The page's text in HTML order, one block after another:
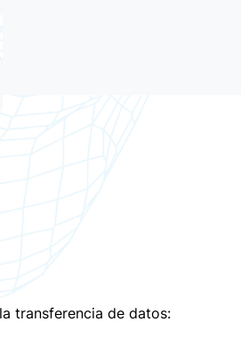
transferencia de datos: